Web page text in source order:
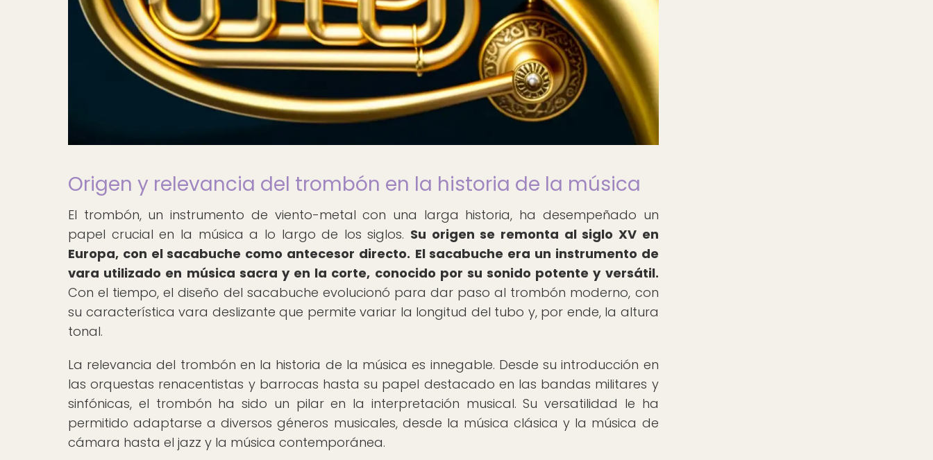
Origen y relevancia del trombón en la historia de la música
El trombón, un instrumento de viento-metal con una larga historia, ha desempeñado un
papel crucial en la música a lo largo de los siglos. Su origen se remonta al siglo XV en
Europa, con el sacabuche como antecesor directo. El sacabuche era un instrumento de
vara utilizado en música sacra y en la corte, conocido por su sonido potente y versátil.
Con el tiempo, el diseño del sacabuche evolucionó para dar paso al trombón moderno, con
su característica vara deslizante que permite variar la longitud del tubo y, por ende, la altura
tonal.
La relevancia del trombón en la historia de la música es innegable. Desde su introducción en
las orquestas renacentistas y barrocas hasta su papel destacado en las bandas militares y
sinfónicas, el trombón ha sido un pilar en la interpretación musical. Su versatilidad le ha
permitido adaptarse a diversos géneros musicales, desde la música clásica y la música de
cámara hasta el jazz y la música contemporánea.